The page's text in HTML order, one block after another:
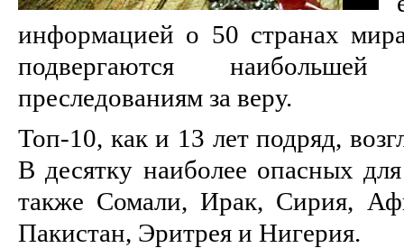
информацией о 50 странах
подвергаются
преследованиям за веру.
Топ-10, как и 13 лет подряд,
В десятку наиболее опасных
также Сомали, Ирак, Сирия,
Пакистан, Эритрея и Нигерия.